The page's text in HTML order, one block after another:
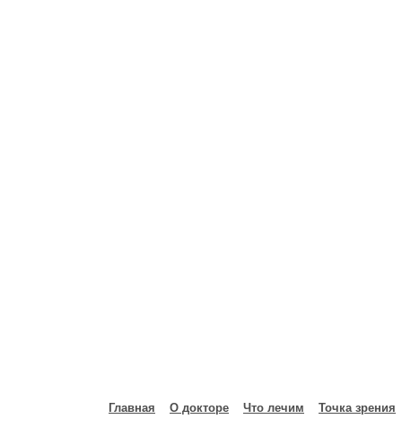
Главная О докторе Что лечим Точка зрения